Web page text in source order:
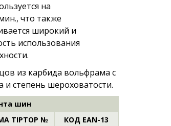
на
что также
широкий и
использования
из карбида вольфрама с
и степень шероховатости.
шин
TIPTOP №
КОД EAN-13